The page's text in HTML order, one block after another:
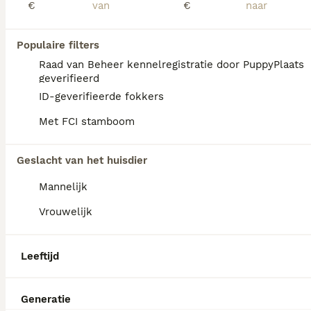
€
€
Populaire filters
Raad van Beheer kennelregistratie door PuppyPlaats
geverifieerd
ID-geverifieerde fokkers
Met FCI stamboom
Geslacht van het huisdier
Mannelijk
Vrouwelijk
Leeftijd
Generatie
Tilburg (5.1km)